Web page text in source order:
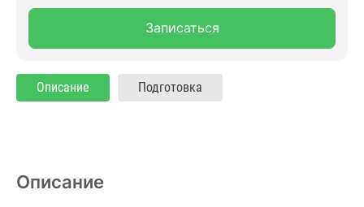
Записаться
Описание Подготовка
Описание